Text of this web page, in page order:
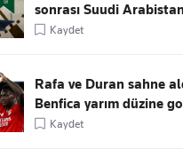
sonrası Suudi
Kaydet
Rafa ve Duran sahne
Benfica yarım düzine
Kaydet